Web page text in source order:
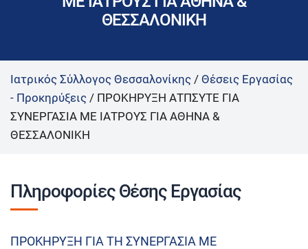
ΘΕΣΣΑΛΟΝΙΚΗ
Ιατρικός Σύλλογος Θεσσαλονίκης / Θέσεις Εργασίας
- Προκηρύξεις / ΠΡΟΚΗΡΥΞΗ ΑΤΠΣΥΤΕ ΓΙΑ
ΣΥΝΕΡΓΑΣΙΑ ΜΕ ΙΑΤΡΟΥΣ ΓΙΑ ΑΘΗΝΑ &
ΘΕΣΣΑΛΟΝΙΚΗ
Πληροφορίες Θέσης Εργασίας
ΠΡΟΚΗΡΥΞΗ ΓΙΑ ΤΗ ΣΥΝΕΡΓΑΣΙΑ ΜΕ